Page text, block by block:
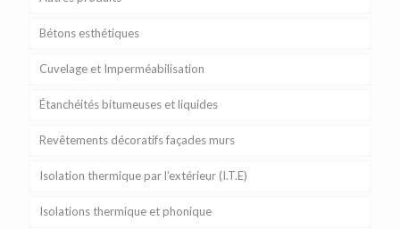
Bétons esthétiques
Cuvelage et Imperméabilisation
Étanchéités bitumeuses et liquides
Revêtements décoratifs façades murs
Isolation thermique par l’extérieur (I.T.E)
Isolations thermique et phonique